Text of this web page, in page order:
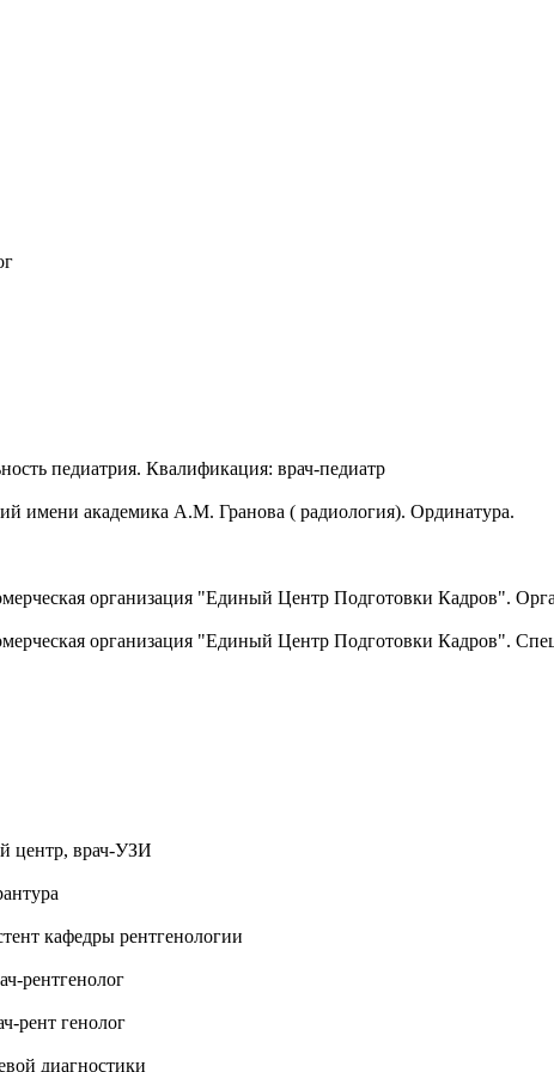
педиатрия. Квалификация: врач-педиатр
имени академика А.М. Гранова ( радиология). Ординатура.
организация "Единый Центр Подготовки Кадров".
организация "Единый Центр Подготовки Кадров".
центр, врач-УЗИ
кафедры рентгенологии
рентгенолог
рент генолог
диагностики